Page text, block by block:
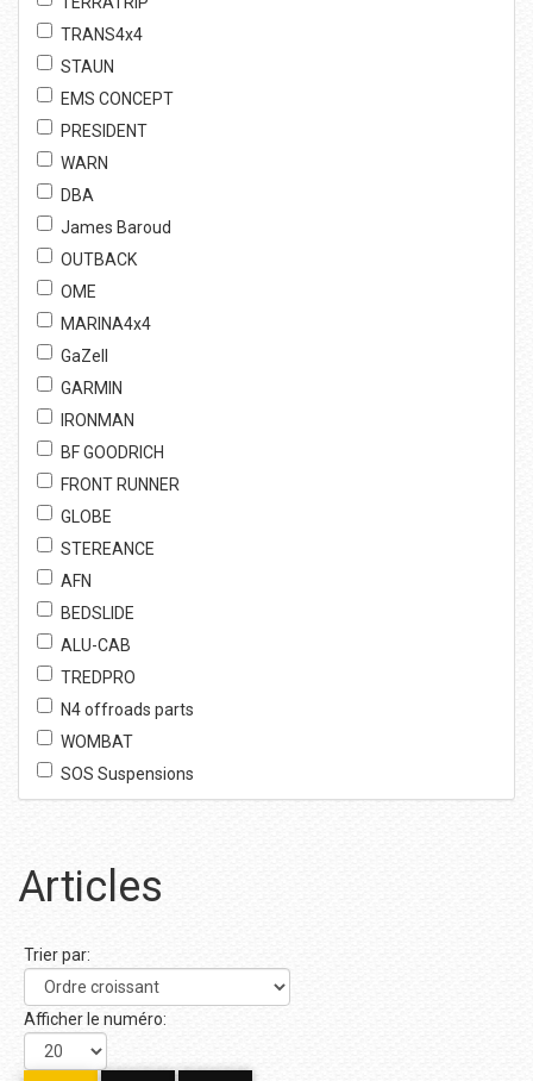
TRANS4x4
STAUN
EMS CONCEPT
PRESIDENT
WARN
DBA
James Baroud
OUTBACK
OME
MARINA4x4
GaZell
GARMIN
IRONMAN
BF GOODRICH
FRONT RUNNER
GLOBE
STEREANCE
AFN
BEDSLIDE
ALU-CAB
TREDPRO
N4 offroads parts
WOMBAT
SOS Suspensions
Articles
Trier par:
Afficher le numéro: